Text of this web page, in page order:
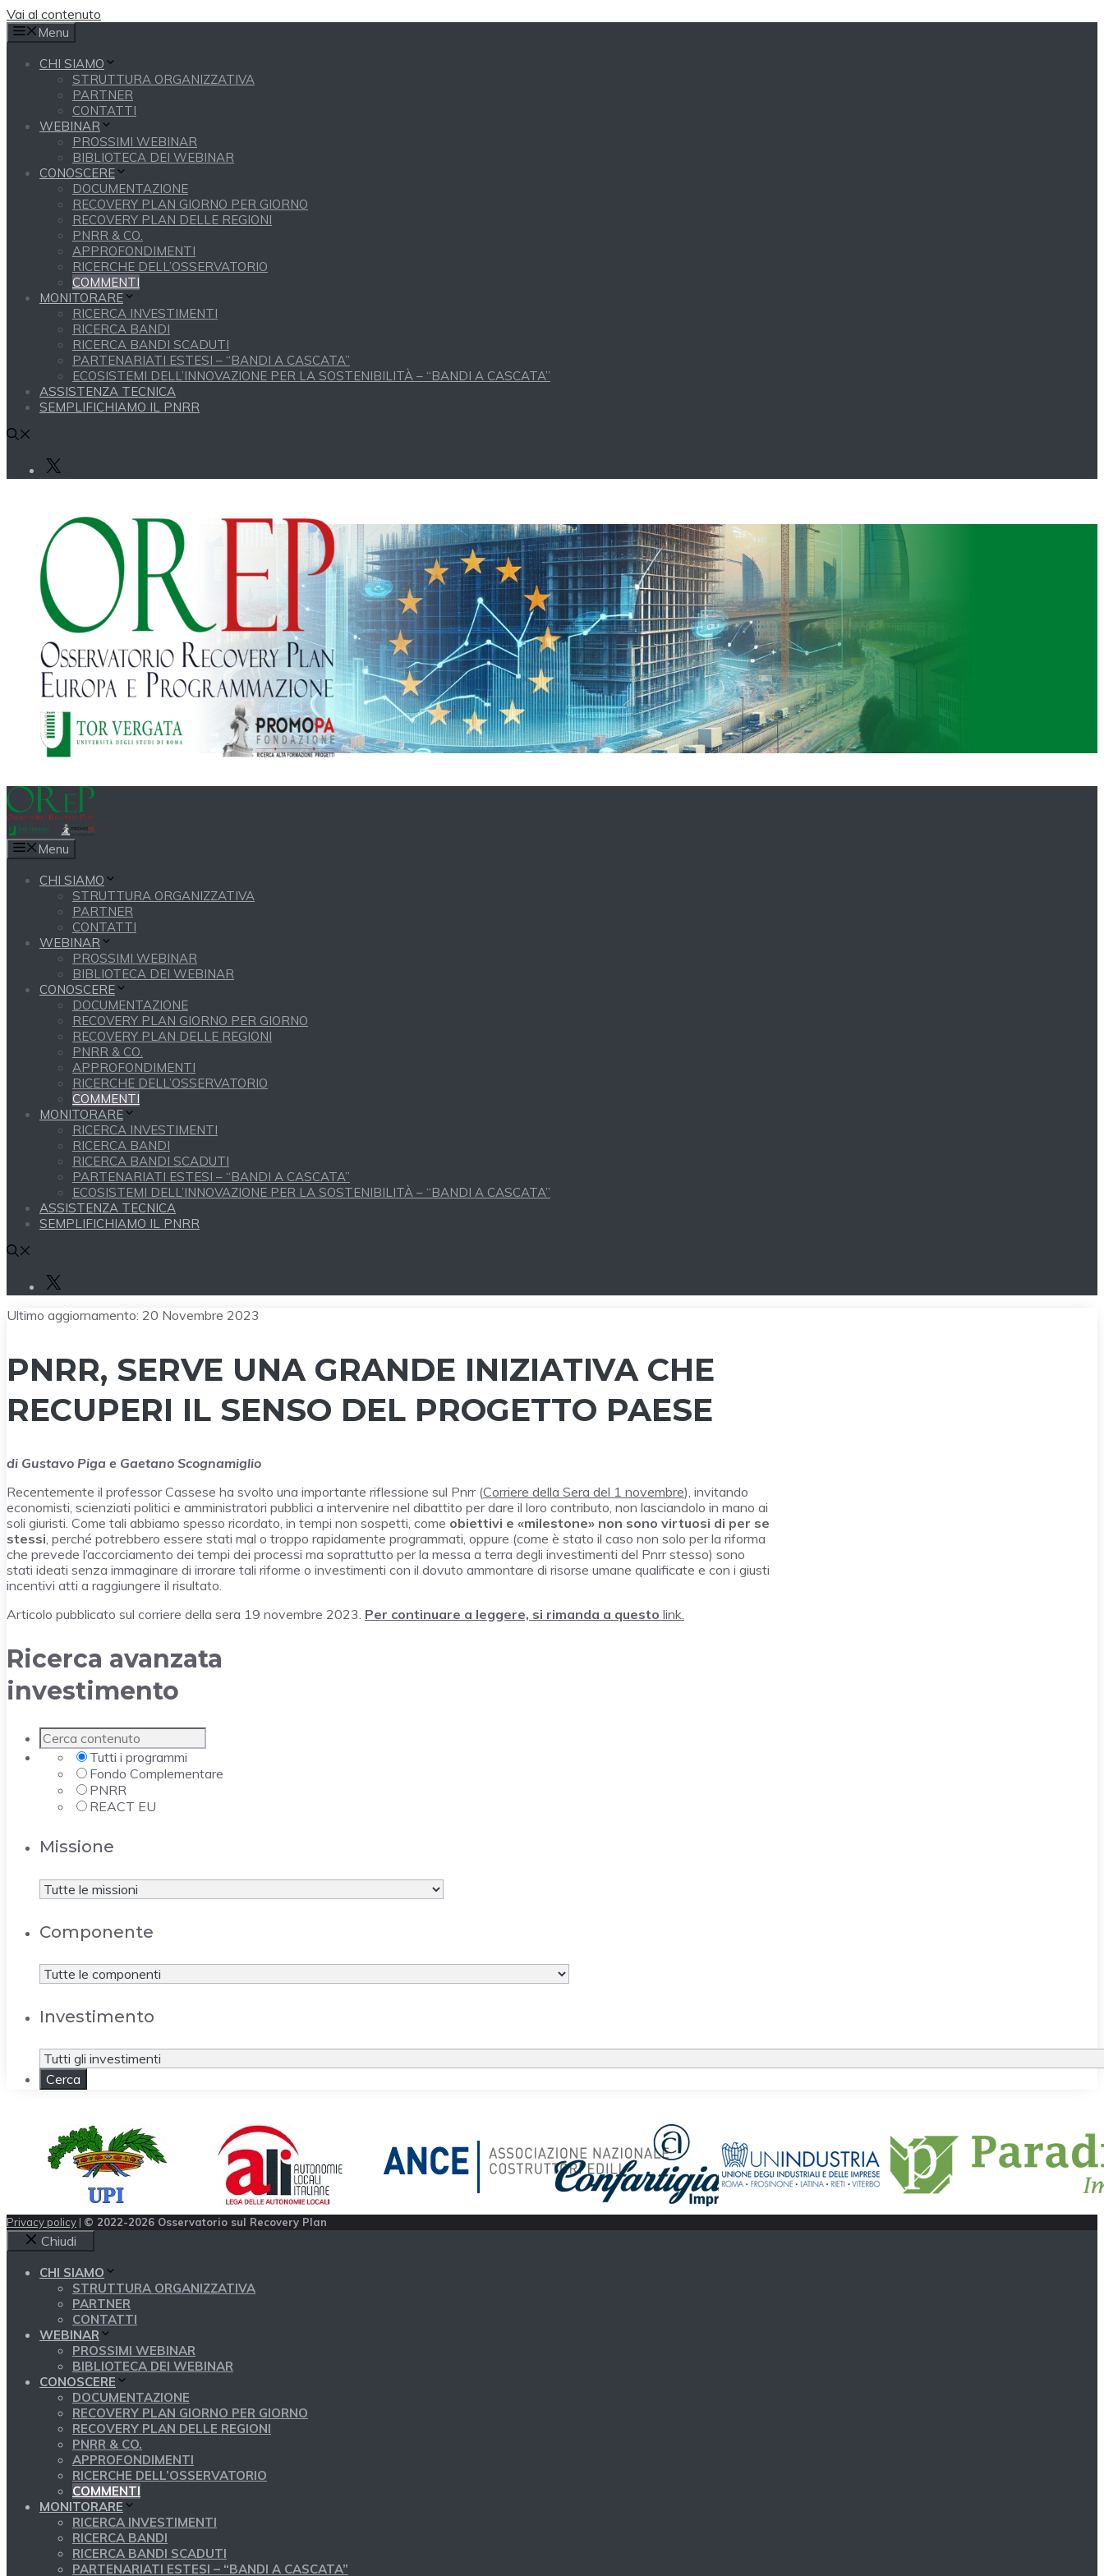
Vai al contenuto
Menu
CHI SIAMO
STRUTTURA ORGANIZZATIVA
PARTNER
CONTATTI
WEBINAR
PROSSIMI WEBINAR
BIBLIOTECA DEI WEBINAR
CONOSCERE
DOCUMENTAZIONE
RECOVERY PLAN GIORNO PER GIORNO
RECOVERY PLAN DELLE REGIONI
PNRR & CO.
APPROFONDIMENTI
RICERCHE DELL’OSSERVATORIO
COMMENTI
MONITORARE
RICERCA INVESTIMENTI
RICERCA BANDI
RICERCA BANDI SCADUTI
PARTENARIATI ESTESI – “BANDI A CASCATA”
ECOSISTEMI DELL’INNOVAZIONE PER LA SOSTENIBILITÀ – “BANDI A CASCATA”
ASSISTENZA TECNICA
SEMPLIFICHIAMO IL PNRR
Menu
CHI SIAMO
STRUTTURA ORGANIZZATIVA
PARTNER
CONTATTI
WEBINAR
PROSSIMI WEBINAR
BIBLIOTECA DEI WEBINAR
CONOSCERE
DOCUMENTAZIONE
RECOVERY PLAN GIORNO PER GIORNO
RECOVERY PLAN DELLE REGIONI
PNRR & CO.
APPROFONDIMENTI
RICERCHE DELL’OSSERVATORIO
COMMENTI
MONITORARE
RICERCA INVESTIMENTI
RICERCA BANDI
RICERCA BANDI SCADUTI
PARTENARIATI ESTESI – “BANDI A CASCATA”
ECOSISTEMI DELL’INNOVAZIONE PER LA SOSTENIBILITÀ – “BANDI A CASCATA”
ASSISTENZA TECNICA
SEMPLIFICHIAMO IL PNRR
Ultimo aggiornamento: 20 Novembre 2023
PNRR, SERVE UNA GRANDE INIZIATIVA CHE
RECUPERI IL SENSO DEL PROGETTO PAESE
di Gustavo Piga e Gaetano Scognamiglio
Recentemente il professor Cassese ha svolto una importante riflessione sul Pnrr (Corriere della Sera del 1 novembre), invitando
economisti, scienziati politici e amministratori pubblici a intervenire nel dibattito per dare il loro contributo, non lasciandolo in mano ai
soli giuristi. Come tali abbiamo spesso ricordato, in tempi non sospetti, come obiettivi e «milestone» non sono virtuosi di per se
stessi, perché potrebbero essere stati mal o troppo rapidamente programmati, oppure (come è stato il caso non solo per la riforma
che prevede l’accorciamento dei tempi dei processi ma soprattutto per la messa a terra degli investimenti del Pnrr stesso) sono
stati ideati senza immaginare di irrorare tali riforme o investimenti con il dovuto ammontare di risorse umane qualificate e con i giusti
incentivi atti a raggiungere il risultato.
Articolo pubblicato sul corriere della sera 19 novembre 2023. Per continuare a leggere, si rimanda a questo link.
Ricerca avanzata
investimento
Tutti i programmi
Fondo Complementare
PNRR
REACT EU
Missione
Componente
Investimento
Privacy policy | © 2022-2026 Osservatorio sul Recovery Plan
Chiudi
CHI SIAMO
STRUTTURA ORGANIZZATIVA
PARTNER
CONTATTI
WEBINAR
PROSSIMI WEBINAR
BIBLIOTECA DEI WEBINAR
CONOSCERE
DOCUMENTAZIONE
RECOVERY PLAN GIORNO PER GIORNO
RECOVERY PLAN DELLE REGIONI
PNRR & CO.
APPROFONDIMENTI
RICERCHE DELL’OSSERVATORIO
COMMENTI
MONITORARE
RICERCA INVESTIMENTI
RICERCA BANDI
RICERCA BANDI SCADUTI
PARTENARIATI ESTESI – “BANDI A CASCATA”